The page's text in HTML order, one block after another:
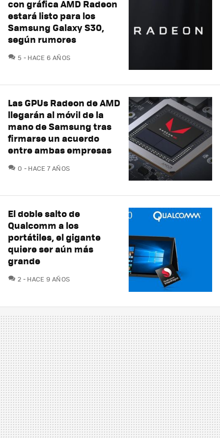
con gráfica AMD Radeon
estará listo para los
Samsung Galaxy S30,
según rumores
5 COMENTARIOS
HACE 6 AÑOS
Las GPUs Radeon de AMD
llegarán al móvil de la
mano de Samsung tras
firmarse un acuerdo
entre ambas empresas
0 COMENTARIOS
HACE 7 AÑOS
El doble salto de
Qualcomm a los
portátiles, el gigante
quiere ser aún más
grande
2 COMENTARIOS
HACE 9 AÑOS